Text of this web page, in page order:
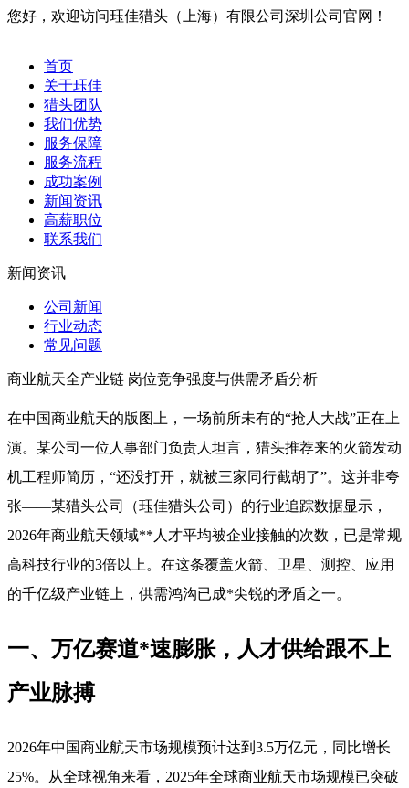
您好，欢迎访问珏佳猎头（上海）有限公司深圳公司官网！
首页
关于珏佳
猎头团队
我们优势
服务保障
服务流程
成功案例
新闻资讯
高薪职位
联系我们
新闻资讯
公司新闻
行业动态
常见问题
商业航天全产业链 岗位竞争强度与供需矛盾分析
在中国商业航天的版图上，一场前所未有的“抢人大战”正在上
演。某公司一位人事部门负责人坦言，猎头推荐来的火箭发动
机工程师简历，“还没打开，就被三家同行截胡了”。这并非夸
张——某猎头公司（珏佳猎头公司）的行业追踪数据显示，
2026年商业航天领域**人才平均被企业接触的次数，已是常规
高科技行业的3倍以上。在这条覆盖火箭、卫星、测控、应用
的千亿级产业链上，供需鸿沟已成*尖锐的矛盾之一。
一、万亿赛道*速膨胀，人才供给跟不上
产业脉搏
2026年中国商业航天市场规模预计达到3.5万亿元，同比增长
25%。从全球视角来看，2025年全球商业航天市场规模已突破